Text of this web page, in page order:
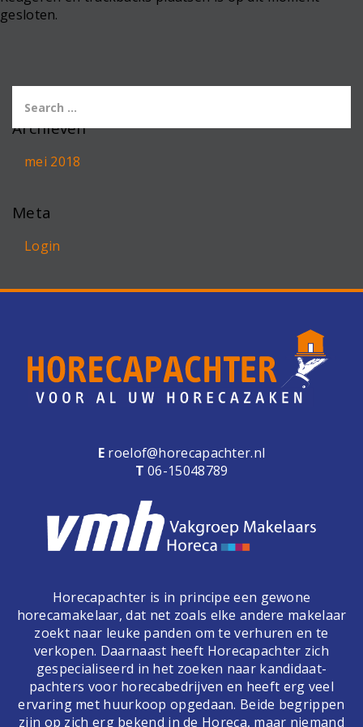
gesloten.
Archieven
mei 2018
Meta
Login
E roelof@horecapachter.nl
T 06-15048789
Horecapachter is in principe een gewone
horecamakelaar, dat net zoals elke andere makelaar
zoekt naar leuke panden om te verhuren en te
verkopen. Daarnaast heeft Horecapachter zich
gespecialiseerd in het zoeken naar kandidaat-
pachters voor horecabedrijven en heeft erg veel
ervaring met huurkoop opgedaan. Beide begrippen
zijn op zich erg bekend in de Horeca, maar niemand